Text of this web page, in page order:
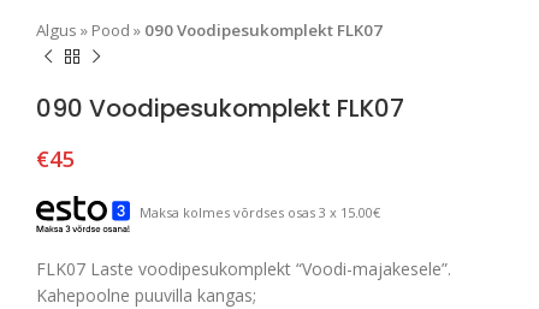
Algus » Pood » 090 Voodipesukomplekt FLK07
090 Voodipesukomplekt FLK07
€45
Maksa kolmes võrdses osas 3 x 15.00€
FLK07 Laste voodipesukomplekt “Voodi-majakesele”.
Kahepoolne puuvilla kangas;